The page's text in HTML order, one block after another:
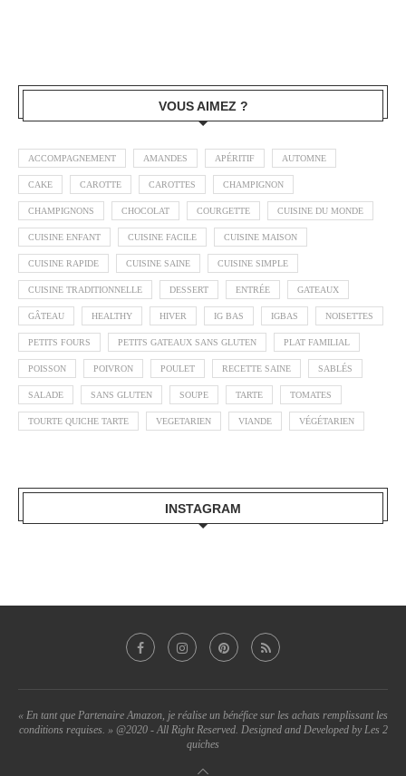
VOUS AIMEZ ?
ACCOMPAGNEMENT AMANDES APÉRITIF AUTOMNE
CAKE CAROTTE CAROTTES CHAMPIGNON
CHAMPIGNONS CHOCOLAT COURGETTE CUISINE DU MONDE
CUISINE ENFANT CUISINE FACILE CUISINE MAISON
CUISINE RAPIDE CUISINE SAINE CUISINE SIMPLE
CUISINE TRADITIONNELLE DESSERT ENTRÉE GATEAUX
GÂTEAU HEALTHY HIVER IG BAS IGBAS NOISETTES
PETITS FOURS PETITS GATEAUX SANS GLUTEN PLAT FAMILIAL
POISSON POIVRON POULET RECETTE SAINE SABLÉS
SALADE SANS GLUTEN SOUPE TARTE TOMATES
TOURTE QUICHE TARTE VEGETARIEN VIANDE VÉGÉTARIEN
INSTAGRAM
« En tant que Partenaire Amazon, je réalise un bénéfice sur les achats remplissant les
conditions requises. » @2020 - All Right Reserved. Designed and Developed by Les 2
quiches